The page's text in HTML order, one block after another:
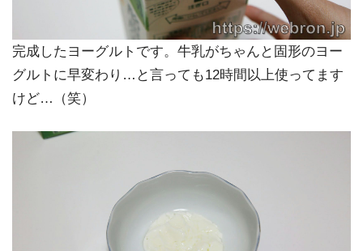
完成したヨーグルトです。牛乳がちゃんと固形のヨー
グルトに早変わり…と言っても12時間以上使ってます
けど…（笑）